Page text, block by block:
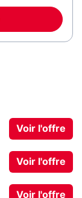
Voir l'offre
Voir l'offre
Voir l'offre